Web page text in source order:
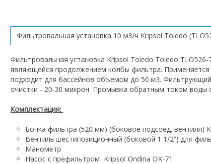
Фильтровальная установка 10 м3/ч Kripsol Toledo
Фильтровальная установка Kripsol Toledo Toledo
являющейся продолжением колбы фильтра.
подходит для бассейнов объемом до 50 м3.
очистки - 20-30 микрон. Промывка обратным током
Комплектация:
Бочка фильтра (520 мм) (боковое подсоед. вентиля)
Вентиль шестипозиционный (боковой 1 1/2”) для
Манометр
Насос с префильтром Kripsol Ondina OK-71